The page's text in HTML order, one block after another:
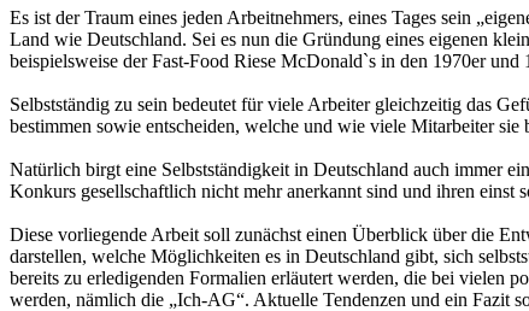
Es ist der Traum eines jeden Arbeitnehmers, eines Tages sein
Land wie Deutschland. Sei es nun die Gründung eines eigenen
beispielsweise der Fast-Food Riese McDonald`s in den 1970er
Selbstständig zu sein bedeutet für viele Arbeiter gleichzeitig das
bestimmen sowie entscheiden, welche und wie viele Mitarbeiter sie
Natürlich birgt eine Selbstständigkeit in Deutschland auch immer
Konkurs gesellschaftlich nicht mehr anerkannt sind und ihren einst
Diese vorliegende Arbeit soll zunächst einen Überblick über die
darstellen, welche Möglichkeiten es in Deutschland gibt, sich
bereits zu erledigenden Formalien erläutert werden, die bei vielen
werden, nämlich die „Ich-AG“. Aktuelle Tendenzen und ein Fazit